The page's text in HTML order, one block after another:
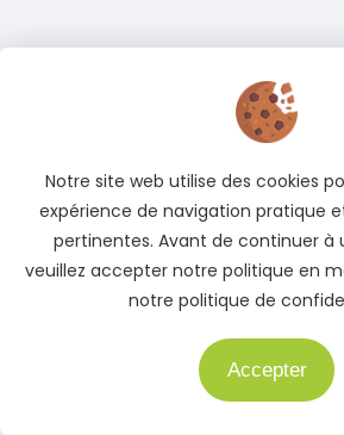
Notre site web utilise des cookies
expérience de navigation pratique
pertinentes. Avant de continuer à
veuillez accepter notre politique en
notre politique de
Accepter